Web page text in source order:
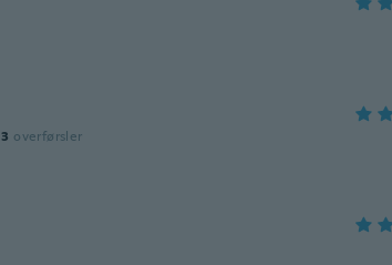
3 overførsler